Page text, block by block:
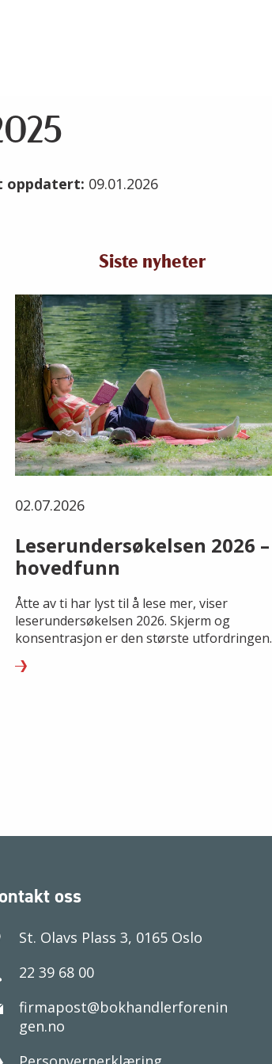
oppdatert: 09.01.2026
Siste nyheter
02.07.2026
Leserundersøkelsen 2026 –
hovedfunn
Åtte av ti har lyst til å lese mer, viser
leserundersøkelsen 2026. Skjerm og
konsentrasjon er den største utfordringen.
oss
St. Olavs Plass 3, 0165 Oslo
22 39 68 00
firmapost@bokhandlerforenin
gen.no